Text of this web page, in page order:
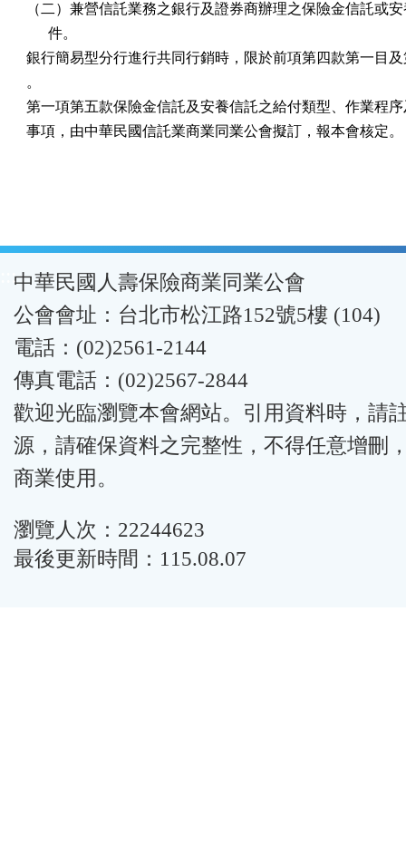
（二）兼營信託業務之銀行及證券商辦理之保險金信託或
      件。
銀行簡易型分行進行共同行銷時，限於前項第四款第一目
。
第一項第五款保險金信託及安養信託之給付類型、作業程
事項，由中華民國信託業商業同業公會擬訂，報本會核定。
:::中華民國人壽保險商業同業公會
公會會址：台北市松江路152號5樓 (104)
電話：(02)2561-2144
傳真電話：(02)2567-2844
歡迎光臨瀏覽本會網站。引用資料時，請
源，請確保資料之完整性，不得任意增刪
商業使用。
瀏覽人次：22244623
最後更新時間：115.08.07